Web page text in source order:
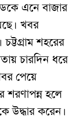
এনে বাজার
। খবর
চট্টগ্রাম শহরের
চারদিন ধরে
পেয়ে
শরণাপন্ন হলে
উদ্ধার করেন।